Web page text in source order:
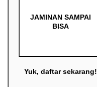
JAMINAN SAMPAI
BISA
Yuk, daftar sekarang!